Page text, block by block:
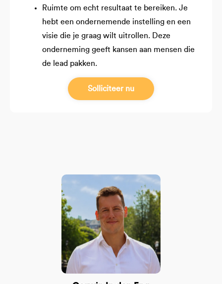
Ruimte om echt resultaat te bereiken. Je
hebt een ondernemende instelling en een
visie die je graag wilt uitrollen. Deze
onderneming geeft kansen aan mensen die
de lead pakken.
Solliciteer nu